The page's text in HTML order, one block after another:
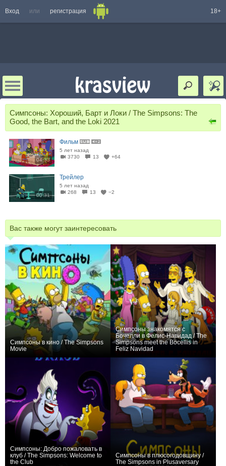
Вход или регистрация 18+
Симпсоны: Хороший, Барт и Локи / The Simpsons: The
Good, the Bart, and the Loki 2021
04:33
Фильм
5 лет назад
3730
13 +64
00:31
Трейлер
5 лет назад
268
13 −2
Вас также могут заинтересовать
Симпсоны в кино / The Simpsons
Movie
Симпсоны знакомятся с
Бочелли в Фелис-Навидад / The
Simpsons meet the Bocellis in
Feliz Navidad
Симпсоны: Добро пожаловать в
клуб / The Simpsons: Welcome to
the Club
Симпсоны в плюсогодовщину /
The Simpsons in Plusaversary